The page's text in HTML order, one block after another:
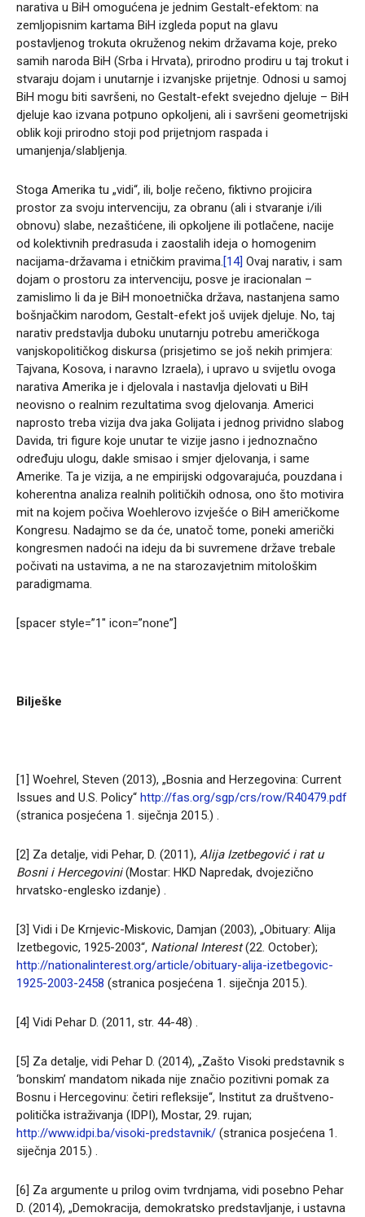
narativa u BiH omogućena je jednim Gestalt-efektom: na
zemljopisnim kartama BiH izgleda poput na glavu
postavljenog trokuta okruženog nekim državama koje, preko
samih naroda BiH (Srba i Hrvata), prirodno prodiru u taj trokut i
stvaraju dojam i unutarnje i izvanjske prijetnje. Odnosi u samoj
BiH mogu biti savršeni, no Gestalt-efekt svejedno djeluje – BiH
djeluje kao izvana potpuno opkoljeni, ali i savršeni geometrijski
oblik koji prirodno stoji pod prijetnjom raspada i
umanjenja/slabljenja.
Stoga Amerika tu „vidi“, ili, bolje rečeno, fiktivno projicira
prostor za svoju intervenciju, za obranu (ali i stvaranje i/ili
obnovu) slabe, nezaštićene, ili opkoljene ili potlačene, nacije
od kolektivnih predrasuda i zaostalih ideja o homogenim
nacijama-državama i etničkim pravima. [14] Ovaj narativ, i sam
dojam o prostoru za intervenciju, posve je iracionalan –
zamislimo li da je BiH monoetnička država, nastanjena samo
bošnjačkim narodom, Gestalt-efekt još uvijek djeluje. No, taj
narativ predstavlja duboku unutarnju potrebu američkoga
vanjskopolitičkog diskursa (prisjetimo se još nekih primjera:
Tajvana, Kosova, i naravno Izraela), i upravo u svijetlu ovoga
narativa Amerika je i djelovala i nastavlja djelovati u BiH
neovisno o realnim rezultatima svog djelovanja. Americi
naprosto treba vizija dva jaka Golijata i jednog prividno slabog
Davida, tri figure koje unutar te vizije jasno i jednoznačno
određuju ulogu, dakle smisao i smjer djelovanja, i same
Amerike. Ta je vizija, a ne empirijski odgovarajuća, pouzdana i
koherentna analiza realnih političkih odnosa, ono što motivira
mit na kojem počiva Woehlerovo izvješće o BiH američkome
Kongresu. Nadajmo se da će, unatoč tome, poneki američki
kongresmen nadoći na ideju da bi suvremene države trebale
počivati na ustavima, a ne na starozavjetnim mitološkim
paradigmama.
[spacer style=”1″ icon=”none”]
Bilješke
[1] Woehrel, Steven (2013), „Bosnia and Herzegovina: Current
Issues and U.S. Policy“ http://fas.org/sgp/crs/row/R40479.pdf
(stranica posjećena 1. siječnja 2015.) .
[2] Za detalje, vidi Pehar, D. (2011), Alija Izetbegović i rat u
Bosni i Hercegovini(Mostar: HKD Napredak, dvojezično
hrvatsko-englesko izdanje) .
[3] Vidi i De Krnjevic-Miskovic, Damjan (2003), „Obituary: Alija
Izetbegovic, 1925-2003“, National Interest(22. October);
http://nationalinterest.org/article/obituary-alija-izetbegovic-
1925-2003-2458 (stranica posjećena 1. siječnja 2015.).
[4] Vidi Pehar D. (2011, str. 44-48) .
[5] Za detalje, vidi Pehar D. (2014), „Zašto Visoki predstavnik s
‘bonskim’ mandatom nikada nije značio pozitivni pomak za
Bosnu i Hercegovinu: četiri refleksije“, Institut za društveno-
politička istraživanja (IDPI), Mostar, 29. rujan;
http://www.idpi.ba/visoki-predstavnik/ (stranica posjećena 1.
siječnja 2015.) .
[6] Za argumente u prilog ovim tvrdnjama, vidi posebno Pehar
D. (2014), „Demokracija, demokratsko predstavljanje, i ustavna